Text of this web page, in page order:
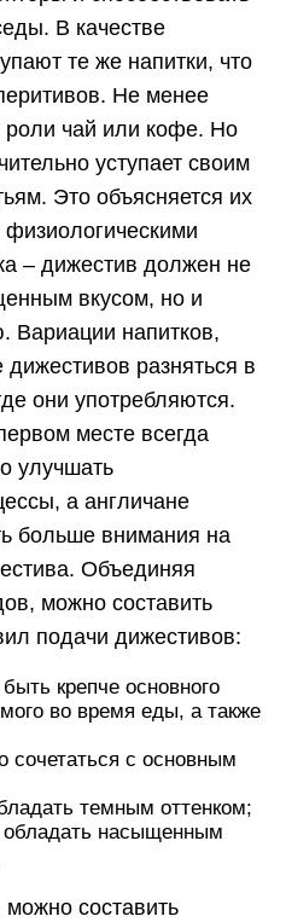
В качестве
те же напитки, что
Не менее
роли чай или кофе. Но
уступает своим
Это объясняется их
– дижестив должен не
вкусом, но и
Вариации напитков,
разняться в
они употребляются.
месте всегда
улучшать
а англичане
больше внимания на
Объединяя
можно составить
подачи дижестивов:
крепче основного
во время еды, а также
сочетаться с основным
темным оттенком;
насыщенным
составить